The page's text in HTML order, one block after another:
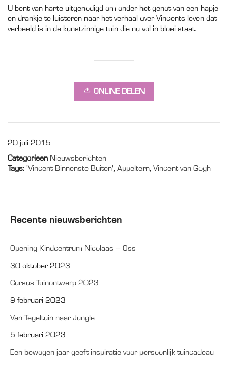
U bent van harte uitgenodigd om onder het genot van een hapje
en drankje te luisteren naar het verhaal over Vincents leven dat
verbeeld is in de kunstzinnige tuin die nu vol in bloei staat.
ONLINE DELEN
20 juli 2015
Categorieen Nieuwsberichten
Tags: 'Vincent Binnenste Buiten', Appeltern, Vincent van Gogh
Recente nieuwsberichten
Opening Kindcentrum Nicolaas – Oss
30 oktober 2023
Cursus Tuinontwerp 2023
9 februari 2023
Van Tegeltuin naar Jungle
5 februari 2023
Een bewogen jaar geeft inspiratie voor persoonlijk tuincadeau